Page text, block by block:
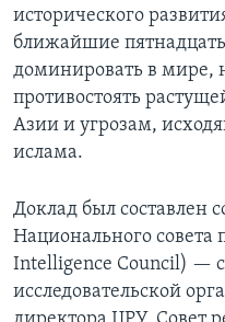
СОЦИАЛЬНЫЕ СЕТИ
Языки
исторического
ближайшие
доминировать в мире,
противостоять
Азии и угрозам,
ислама.
Доклад был составлен
Национального совета
Intelligence Council) —
исследовательской